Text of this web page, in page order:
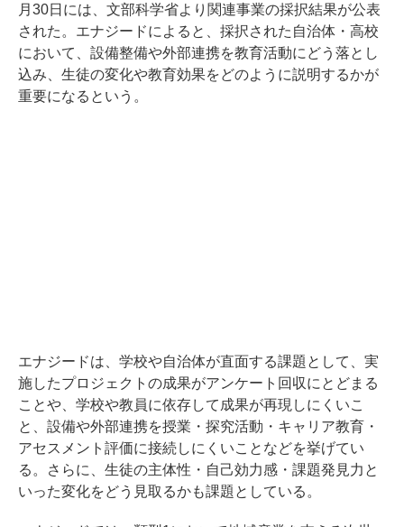
月30日には、文部科学省より関連事業の採択結果が公表
された。エナジードによると、採択された自治体・高校
において、設備整備や外部連携を教育活動にどう落とし
込み、生徒の変化や教育効果をどのように説明するかが
重要になるという。
エナジードは、学校や自治体が直面する課題として、実
施したプロジェクトの成果がアンケート回収にとどまる
ことや、学校や教員に依存して成果が再現しにくいこ
と、設備や外部連携を授業・探究活動・キャリア教育・
アセスメント評価に接続しにくいことなどを挙げてい
る。さらに、生徒の主体性・自己効力感・課題発見力と
いった変化をどう見取るかも課題としている。